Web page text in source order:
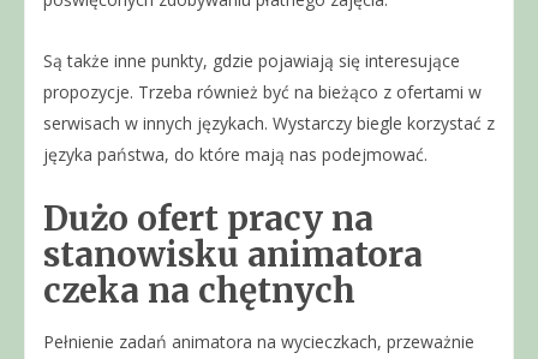
Są także inne punkty, gdzie pojawiają się interesujące
propozycje. Trzeba również być na bieżąco z ofertami w
serwisach w innych językach. Wystarczy biegle korzystać z
języka państwa, do które mają nas podejmować.
Dużo ofert pracy na
stanowisku animatora
czeka na chętnych
Pełnienie zadań animatora na wycieczkach, przeważnie